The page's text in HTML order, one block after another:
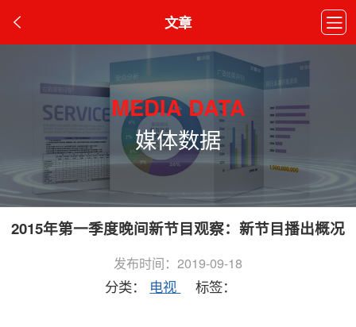
文章
MEDIA DATA
媒体数据
2015年第一季度晚间新节目观察：新节目播出概况
发布时间：2019-09-18
分类： 电视 标签：